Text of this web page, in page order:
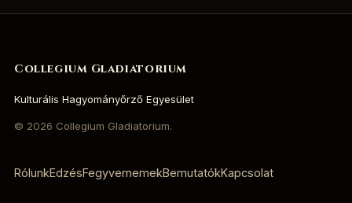
Collegium Gladiatorium
Kulturális Hagyományőrző Egyesület
© 2026 Collegium Gladiatorium.
RólunkEdzésFegyvernemekBemutatókKapcsolat